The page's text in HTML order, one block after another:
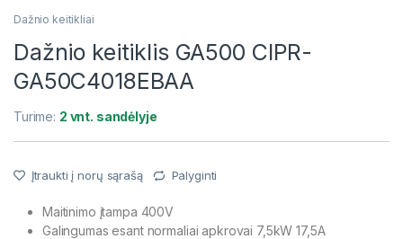
Dažnio keitikliai
Dažnio keitiklis GA500 CIPR-
GA50C4018EBAA
Turime: 2 vnt. sandėlyje
Įtraukti į norų sąrašą Palyginti
Maitinimo įtampa 400V
Galingumas esant normaliai apkrovai 7,5kW 17,5A